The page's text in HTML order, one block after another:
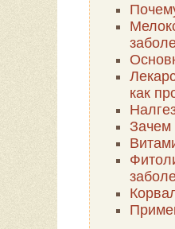
как
Зачем